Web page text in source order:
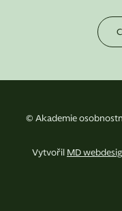
© Akademie
Vytvořil MD